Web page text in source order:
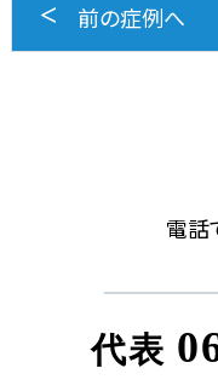
前の症例へ
電話
代表